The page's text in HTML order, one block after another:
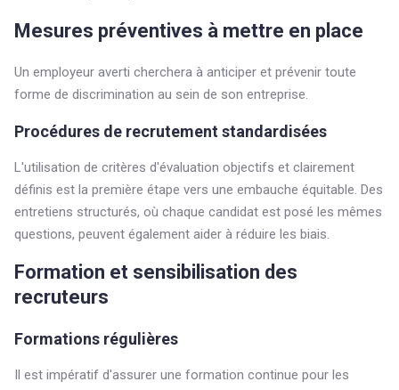
Mesures préventives à mettre en place
Un employeur averti cherchera à anticiper et prévenir toute
forme de discrimination au sein de son entreprise.
Procédures de recrutement standardisées
L'utilisation de critères d'évaluation objectifs et clairement
définis est la première étape vers une embauche équitable. Des
entretiens structurés, où chaque candidat est posé les mêmes
questions, peuvent également aider à réduire les biais.
Formation et sensibilisation des
recruteurs
Formations régulières
Il est impératif d'assurer une formation continue pour les